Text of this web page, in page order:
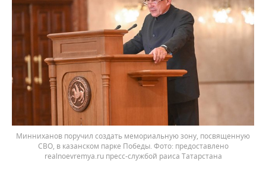
Минниханов поручил создать мемориальную зону, посвященную
СВО, в казанском парке Победы.
предоставлено
realnoevremya.ru пресс-службой раиса Татарстана